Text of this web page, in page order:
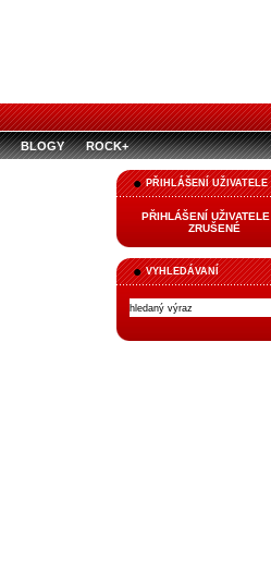
BLOGY ROCK+
PŘIHLÁŠENÍ UŽIVATELE
PŘIHLÁŠENÍ
ZRUŠENÉ
VYHLEDÁVANÍ